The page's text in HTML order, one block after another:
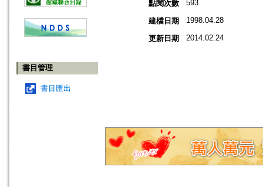
書目管理
書目匯出
點閱次數 593
建檔日期 1998.04.28
更新日期 2014.02.24